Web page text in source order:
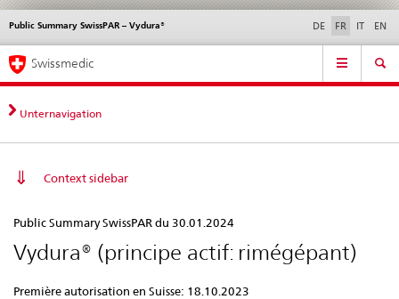
Navigation
directe:
actualités,
bases
contact
Actualités & Mises à
normes
Contact | Support &
aide
Public Summary SwissPAR – Vydura® DE FR IT EN
Service
Navigation
Swissmedic
Unternavigation
Context sidebar
Summary
SwissPAR
–
Public Summary SwissPAR du 30.01.2024
Vydura® (principe actif: rimégépant)
Première autorisation en Suisse: 18.10.2023